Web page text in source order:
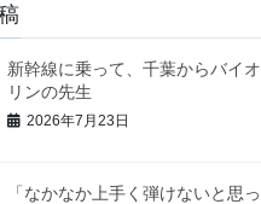
新幹線に乗って、千葉からバイオ
リンの先生
2026年7月23日
「なかなか上手く弾けないと思っ